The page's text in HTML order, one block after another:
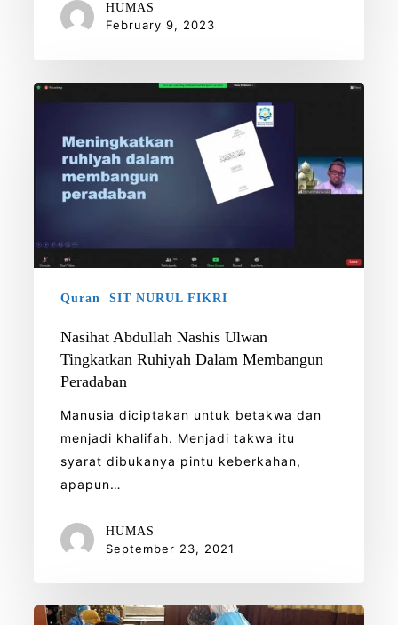
HUMAS
February 9, 2023
Nasihat
Nashis
Ulwan
Tingkatkan
Membangun
Quran SIT NURUL FIKRI
Nasihat Abdullah Nashis Ulwan
Tingkatkan Ruhiyah Dalam Membangun
Peradaban
Manusia diciptakan untuk betakwa dan
menjadi khalifah. Menjadi takwa itu
syarat dibukanya pintu keberkahan,
apapun…
HUMAS
September 23, 2021
Gelar